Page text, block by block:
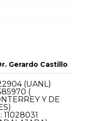
Gerardo Castillo
(UANL)
(
Y DE